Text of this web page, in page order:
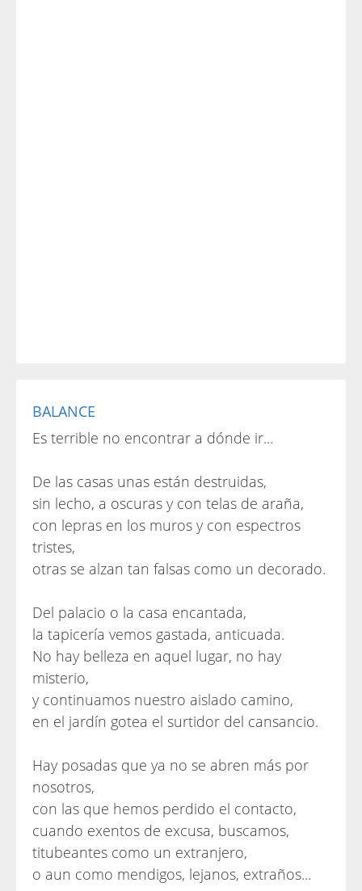
BALANCE
Es terrible no encontrar a dónde ir...
De las casas unas están destruidas,
sin lecho, a oscuras y con telas de araña,
con lepras en los muros y con espectros
tristes,
otras se alzan tan falsas como un decorado.
Del palacio o la casa encantada,
la tapicería vemos gastada, anticuada.
No hay belleza en aquel lugar, no hay
misterio,
y continuamos nuestro aislado camino,
en el jardín gotea el surtidor del cansancio.
Hay posadas que ya no se abren más por
nosotros,
con las que hemos perdido el contacto,
cuando exentos de excusa, buscamos,
titubeantes como un extranjero,
o aun como mendigos, lejanos, extraños...